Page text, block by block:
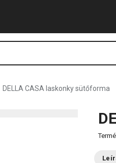
DELLA CASA laskonky sütőforma